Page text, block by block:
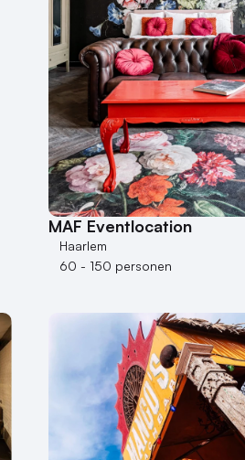
MAF Eventlocation
Haarlem
60 - 150 personen